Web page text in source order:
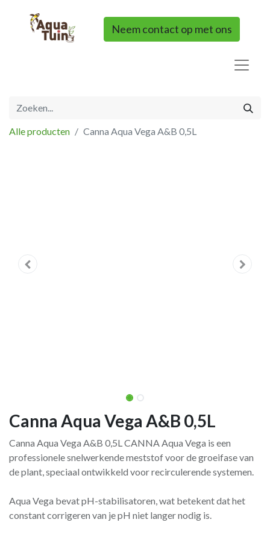
Neem contact op met ons
Alle producten Canna Aqua Vega A&B 0,5L
Canna Aqua Vega A&B 0,5L
Canna Aqua Vega A&B 0,5L CANNA Aqua Vega is een
professionele snelwerkende meststof voor de groeifase van
de plant, speciaal ontwikkeld voor recirculerende systemen.
Aqua Vega bevat pH-stabilisatoren, wat betekent dat het
constant corrigeren van je pH niet langer nodig is.